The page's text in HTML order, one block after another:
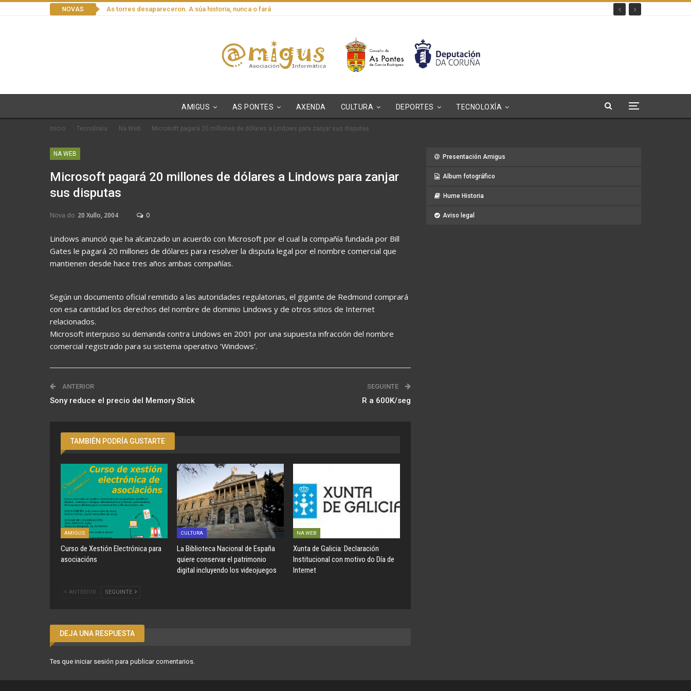
NOVAS As torres desapareceron. A súa historia, nunca o fará
AMIGUS AS PONTES AXENDA CULTURA DEPORTES TECNOLOXÍA
Inicio Tecnoloxía Na Web Microsoft pagará 20 millones de dólares a Lindows para zanjar sus disputas
NA WEB
Microsoft pagará 20 millones de dólares a Lindows para zanjar
sus disputas
Nova do 20 Xullo, 2004 0
Lindows anunció que ha alcanzado un acuerdo con Microsoft por el cual la compañía fundada por Bill
Gates le pagará 20 millones de dólares para resolver la disputa legal por el nombre comercial que
mantienen desde hace tres años ambas compañías.
Según un documento oficial remitido a las autoridades regulatorias, el gigante de Redmond comprará
con esa cantidad los derechos del nombre de dominio Lindows y de otros sitios de Internet
relacionados.
Microsoft interpuso su demanda contra Lindows en 2001 por una supuesta infracción del nombre
comercial registrado para su sistema operativo ‘Windows’.
ANTERIOR
Sony reduce el precio del Memory Stick
SEGUINTE
R a 600K/seg
TAMBIÉN PODRÍA GUSTARTE
AMIGUS
Curso de Xestión Electrónica para
asociacións
CULTURA
La Biblioteca Nacional de España
quiere conservar el patrimonio
digital incluyendo los videojuegos
NA WEB
Xunta de Galicia: Declaración
Institucional con motivo do Día de
Internet
ANTERIOR SEGUINTE
DEJA UNA RESPUESTA
Tes que iniciar sesión para publicar comentarios.
Presentación Amigus
Album fotográfico
Hume Historia
Aviso legal